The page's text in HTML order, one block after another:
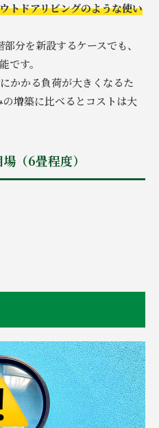
トドアリビングのような使い
分を新設するケースでも、
です。
かかる負荷が大きくなるた
増築に比べるとコストは大
（6畳程度）